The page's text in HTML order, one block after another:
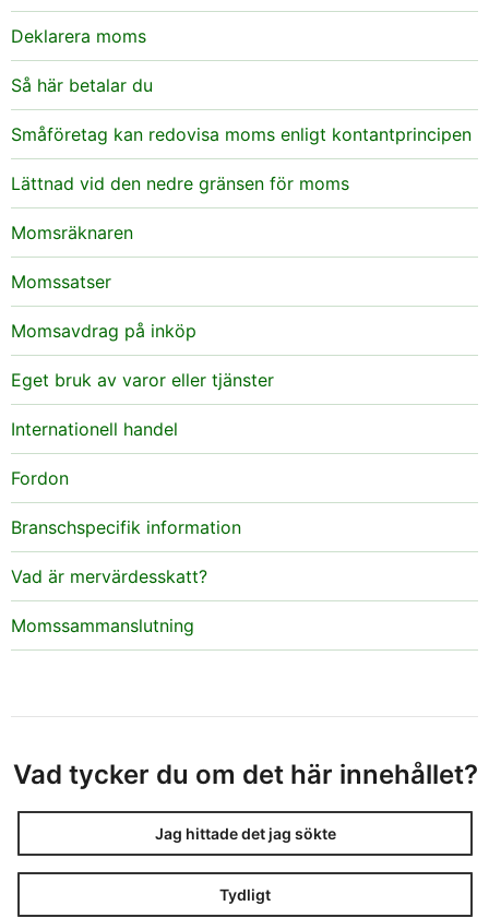
Deklarera moms
Så här betalar du
Småföretag kan redovisa moms enligt kontantprincipen
Lättnad vid den nedre gränsen för moms
Momsräknaren
Momssatser
Momsavdrag på inköp
Eget bruk av varor eller tjänster
Internationell handel
Fordon
Branschspecifik information
Vad är mervärdesskatt?
Momssammanslutning
Vad tycker du om det här innehållet?
Jag hittade det jag sökte
Tydligt